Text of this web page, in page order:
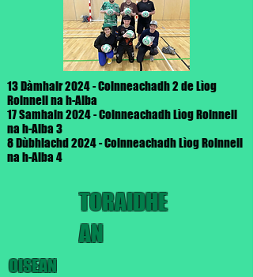
13 Dàmhair 2024 - Coinneachadh 2 de Lìog
Roinneil na h-Alba
17 Samhain 2024 - Coinneachadh Lìog Roinneil
na h-Alba 3
8 Dùbhlachd 2024 - Coinneachadh Lìog Roinneil
na h-Alba 4
TORAIDHE
AN
OISEAN